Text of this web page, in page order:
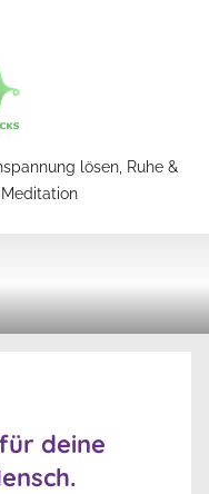
lösen, Ruhe &
deine